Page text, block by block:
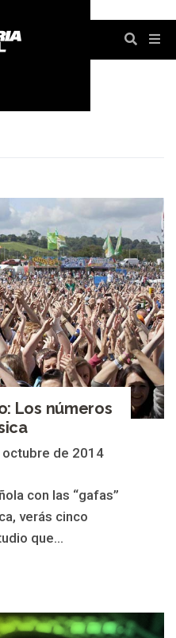
Los números
octubre de 2014
con las “gafas”
verás cinco
que...